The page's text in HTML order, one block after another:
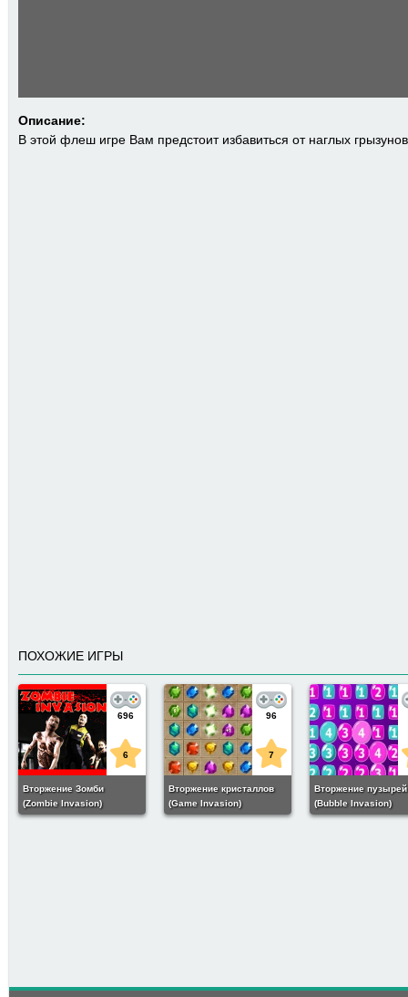
Описание:
В этой флеш игре Вам предстоит избавиться от наглых
ПОХОЖИЕ ИГРЫ
696
6
Вторжение Зомби
(Zombie Invasion)
96
7
Вторжение кристаллов
(Game Invasion)
Вторжение пузырей
(Bubble Invasion)